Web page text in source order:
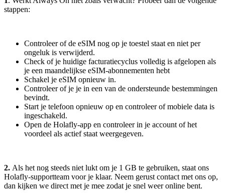
stappen:
Controleer of de eSIM nog op je toestel staat en niet per
ongeluk is verwijderd.
Check of je huidige facturatiecyclus volledig is afgelopen als
je een maandelijkse eSIM-abonnementen hebt
Schakel je eSIM opnieuw in.
Controleer of je je in een van de ondersteunde bestemmingen
bevindt.
Start je telefoon opnieuw op en controleer of mobiele data is
ingeschakeld.
Open de Holafly-app en controleer in je account of het
voordeel als actief staat weergegeven.
2. Als het nog steeds niet lukt om je 1 GB te gebruiken, staat ons
Holafly-supportteam voor je klaar. Neem gerust contact met ons op,
dan kijken we direct met je mee zodat je snel weer online bent.